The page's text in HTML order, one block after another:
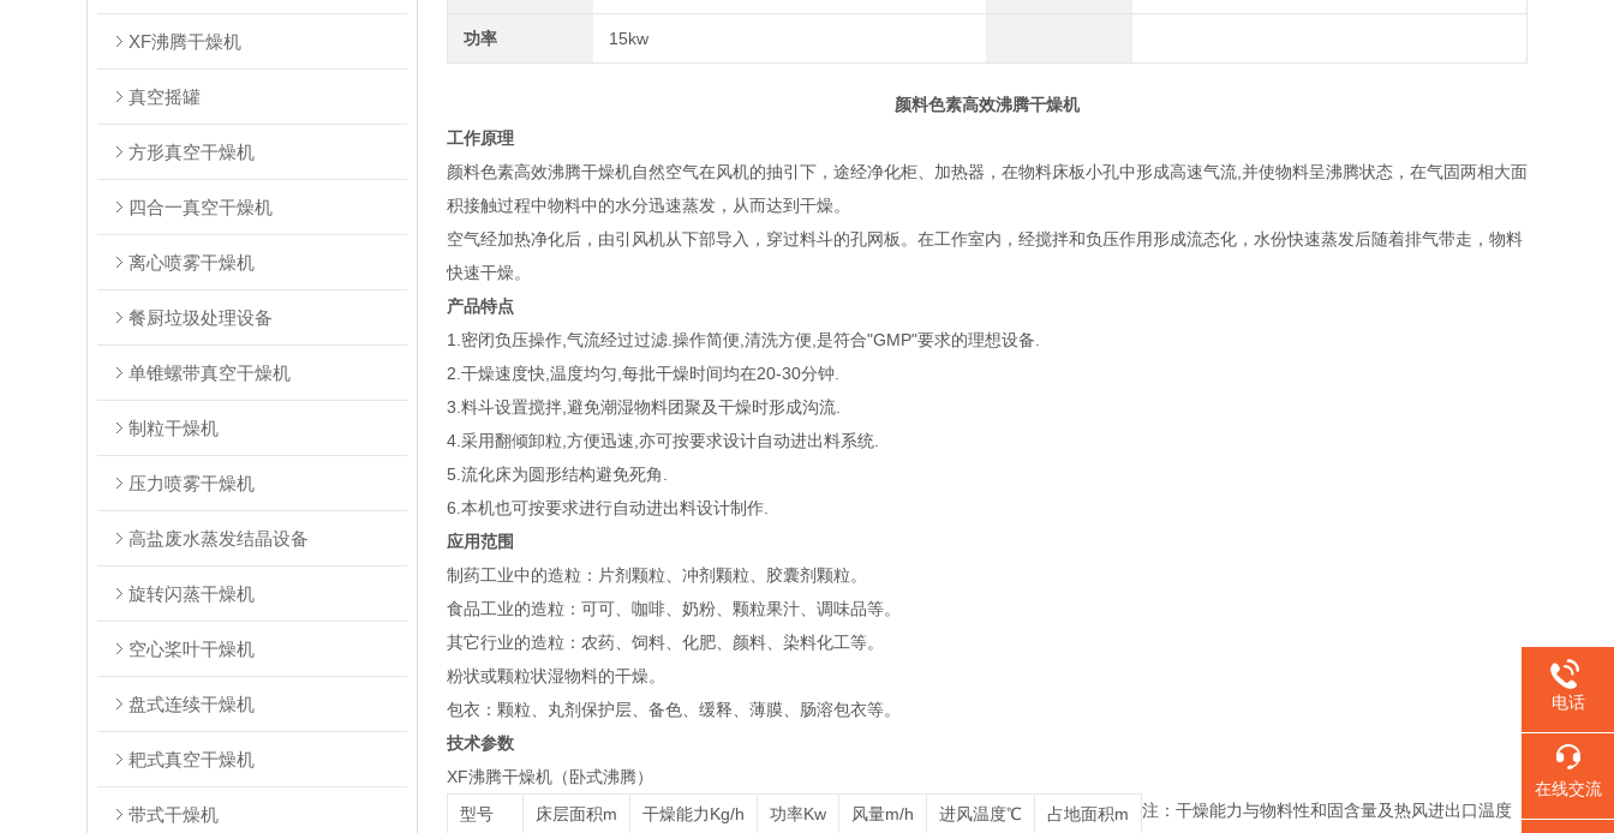
XF沸腾干燥机
真空摇罐
方形真空干燥机
四合一真空干燥机
离心喷雾干燥机
餐厨垃圾处理设备
单锥螺带真空干燥机
制粒干燥机
压力喷雾干燥机
高盐废水蒸发结晶设备
旋转闪蒸干燥机
空心桨叶干燥机
盘式连续干燥机
耙式真空干燥机
带式干燥机
功率 15kw
颜料色素高效沸腾干燥机
工作原理
颜料色素高效沸腾干燥机自然空气在风机的抽引下，途经净化柜、加热器，在物料床板小孔中形成高速气流,并使物料呈沸腾状态，在气固两相大面
积接触过程中物料中的水分迅速蒸发，从而达到干燥。
空气经加热净化后，由引风机从下部导入，穿过料斗的孔网板。在工作室内，经搅拌和负压作用形成流态化，水份快速蒸发后随着排气带走，物料
快速干燥。
产品特点
1.密闭负压操作,气流经过过滤.操作简便,清洗方便,是符合"GMP"要求的理想设备.
2.干燥速度快,温度均匀,每批干燥时间均在20-30分钟.
3.料斗设置搅拌,避免潮湿物料团聚及干燥时形成沟流.
4.采用翻倾卸粒,方便迅速,亦可按要求设计自动进出料系统.
5.流化床为圆形结构避免死角.
6.本机也可按要求进行自动进出料设计制作.
应用范围
制药工业中的造粒：片剂颗粒、冲剂颗粒、胶囊剂颗粒。
食品工业的造粒：可可、咖啡、奶粉、颗粒果汁、调味品等。
其它行业的造粒：农药、饲料、化肥、颜料、染料化工等。
粉状或颗粒状湿物料的干燥。
包衣：颗粒、丸剂保护层、备色、缓释、薄膜、肠溶包衣等。
技术参数
XF沸腾干燥机（卧式沸腾）
型号
床层面积m 干燥能力Kg/h 功率Kw 风量m/h 进风温度℃ 占地面积m
注：干燥能力与物料性和固含量及热风进出口温度
电话
在线交流